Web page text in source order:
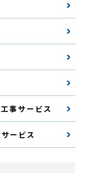
事サービス
ービス